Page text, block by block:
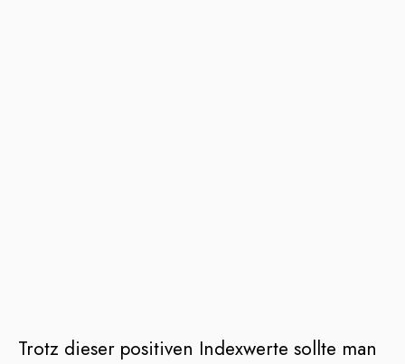
Trotz dieser positiven Indexwerte sollte man